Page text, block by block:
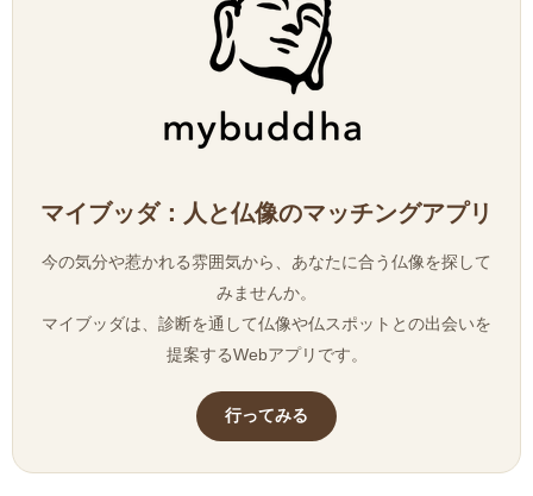
マイブッダ：人と仏像のマッチングアプリ
今の気分や惹かれる雰囲気から、あなたに合う仏像を探して
みませんか。
マイブッダは、診断を通して仏像や仏スポットとの出会いを
提案するWebアプリです。
行ってみる